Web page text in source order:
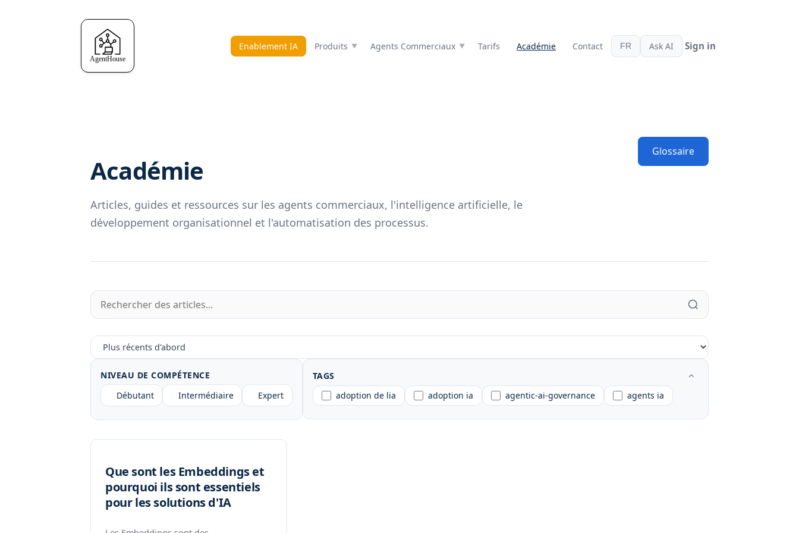
Enablement IA Produits Agents Commerciaux Tarifs Académie Contact FR Ask AI
Académie
Articles, guides et ressources sur les agents commerciaux, l'intelligence artificielle, le
développement organisationnel et l'automatisation des processus.
Glossaire
NIVEAU DE COMPÉTENCE
Débutant
Intermédiaire Expert
TAGS
adoption de lia
adoption ia agentic-ai-governance agents ia
Que sont les Embeddings et
pourquoi ils sont essentiels
pour les solutions d'IA